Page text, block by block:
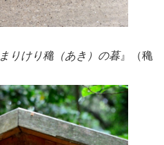
りけり穐（あき）の暮』（穐